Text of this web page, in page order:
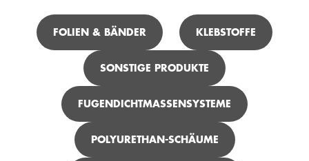
TEROSON FO 150 FOIL-TACK M+S
FOLIEN & BÄNDER KLEBSTOFFE
SONSTIGE PRODUKTE
FUGENDICHTMASSENSYSTEME
POLYURETHAN-SCHÄUME